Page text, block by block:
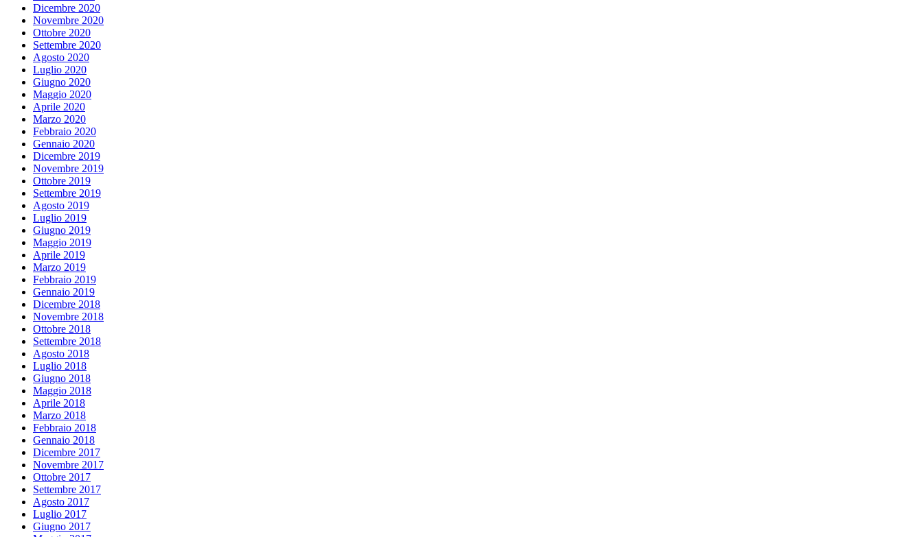
Dicembre 2020
Novembre 2020
Ottobre 2020
Settembre 2020
Agosto 2020
Luglio 2020
Giugno 2020
Maggio 2020
Aprile 2020
Marzo 2020
Febbraio 2020
Gennaio 2020
Dicembre 2019
Novembre 2019
Ottobre 2019
Settembre 2019
Agosto 2019
Luglio 2019
Giugno 2019
Maggio 2019
Aprile 2019
Marzo 2019
Febbraio 2019
Gennaio 2019
Dicembre 2018
Novembre 2018
Ottobre 2018
Settembre 2018
Agosto 2018
Luglio 2018
Giugno 2018
Maggio 2018
Aprile 2018
Marzo 2018
Febbraio 2018
Gennaio 2018
Dicembre 2017
Novembre 2017
Ottobre 2017
Settembre 2017
Agosto 2017
Luglio 2017
Giugno 2017